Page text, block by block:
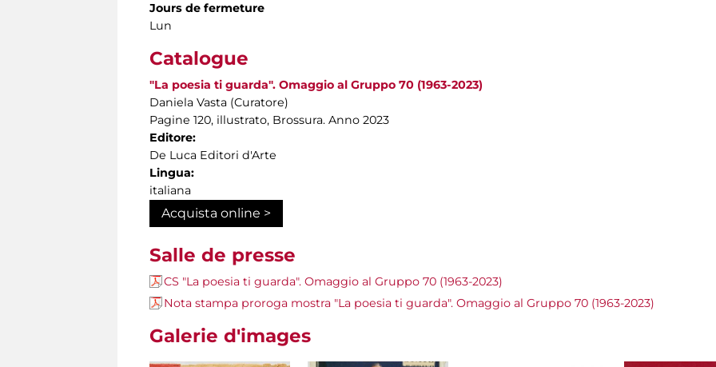
Jours de fermeture
Lun
Catalogue
"La poesia ti guarda". Omaggio al Gruppo 70 (1963-2023)
Daniela Vasta (Curatore)
Pagine 120, illustrato, Brossura. Anno 2023
Editore:
De Luca Editori d'Arte
Lingua:
italiana
Acquista online >
Salle de presse
CS "La poesia ti guarda". Omaggio al Gruppo 70 (1963-2023)
Nota stampa proroga mostra "La poesia ti guarda". Omaggio al Gruppo 70 (1963-2023)
Galerie d'images